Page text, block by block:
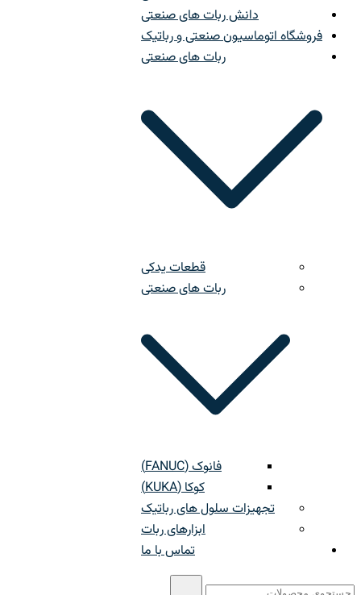
دانش ربات های صنعتی
فروشگاه اتوماسیون صنعتی و رباتیک
ربات های صنعتی
قطعات یدکی
ربات های صنعتی
فانوک (FANUC)
کوکا (KUKA)
تجهیزات سلول های رباتیک
ابزارهای ربات
تماس با ما
جستجو